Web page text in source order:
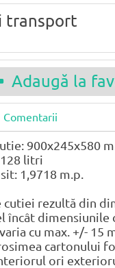
transport
Adaugă la
Comentarii
900x245x580
litri
1,9718 m.p.
cutiei rezultă din
încât dimensiunile
cu max. +/- 15
cartonului
ori